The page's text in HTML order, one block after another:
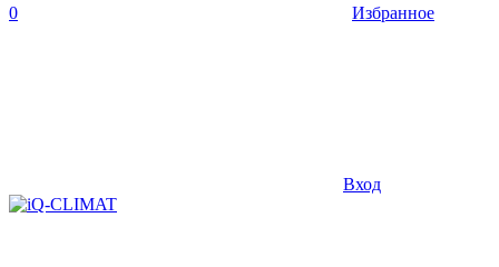
0 Избранное
Вход